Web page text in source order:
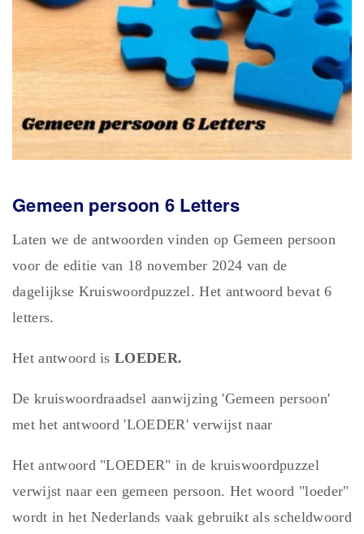
Gemeen persoon 6 Letters
Laten we de antwoorden vinden op Gemeen persoon
voor de editie van 18 november 2024 van de
dagelijkse Kruiswoordpuzzel. Het antwoord bevat 6
letters.
Het antwoord isLOEDER.
De kruiswoordraadsel aanwijzing 'Gemeen persoon'
met het antwoord 'LOEDER' verwijst naar
Het antwoord "LOEDER" in de kruiswoordpuzzel
verwijst naar een gemeen persoon. Het woord "loeder"
wordt in het Nederlands vaak gebruikt als scheldwoord